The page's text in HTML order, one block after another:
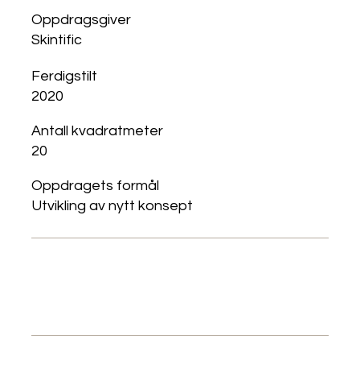
Oppdragsgiver
Skintific
Ferdigstilt
2020
Antall kvadratmeter
20
Oppdragets formål
Utvikling av nytt konsept